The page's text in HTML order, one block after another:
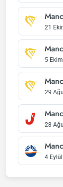
21
5 Ekim
29
28
4 Eylül